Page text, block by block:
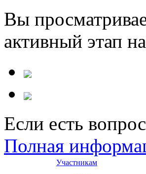
Вы
активный этап
Если есть
Полная
Участникам